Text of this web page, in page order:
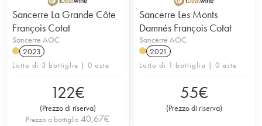
Sancerre La Grande Côte
François Cotat
Sancerre AOC
2023
Lotto di 3 bottiglie | 0 aste
122€
(Prezzo di riserva)
Prezzo a bottiglia 40,67€
Sancerre Les Monts
Damnés François Cotat
Sancerre AOC
2021
Lotto di 1 bottiglia | 0 aste
55€
(Prezzo di riserva)